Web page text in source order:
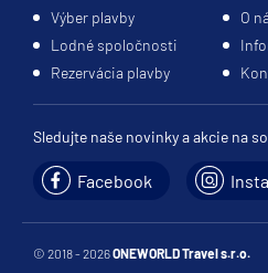
Výber plavby
O
Lodné spoločnosti
Rezervácia plavby
Sledujte naše novinky a akcie na
Facebook
© 2018 - 2026ONEWORLD Travel s.r.o.